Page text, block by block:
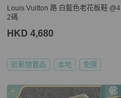
Louis Vuitton 路 白藍色老花板鞋 @4
2碼
HKD 4,680
近新閒置品 本地 免運